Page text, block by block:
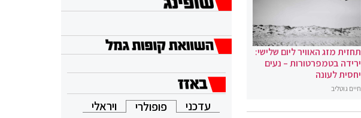
תחזית מזג האוויר ליום שלישי:
ירידה בטמפרטורות – נעים
יחסית לעונה
חיים גוטליב
עדכני פופולרי ויראלי